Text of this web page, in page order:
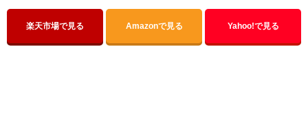
楽天市場で見る Amazonで見る Yahoo!で見る